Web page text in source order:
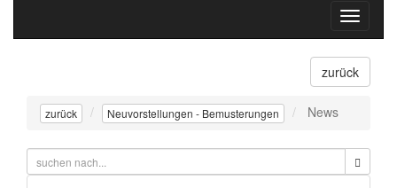
Toggle
zurück
zurück Neuvorstellungen - Bemusterungen News